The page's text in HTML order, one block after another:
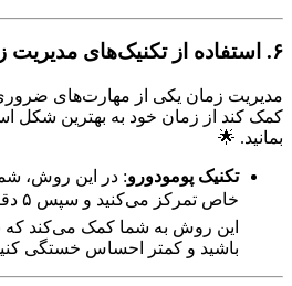
۶. استفاده از تکنیک‌های مدیریت زمان
مدیریت زمان یکی از مهارت‌های
کمک کند از زمان خود به بهترین شکل
بمانید. 🌟
تکنیک پومودورو
خاص
این روش به شما کمک می‌کند که
باشید و کمتر احساس خستگی